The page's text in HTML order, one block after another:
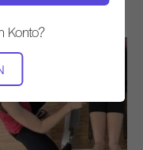
Konto?
könnten